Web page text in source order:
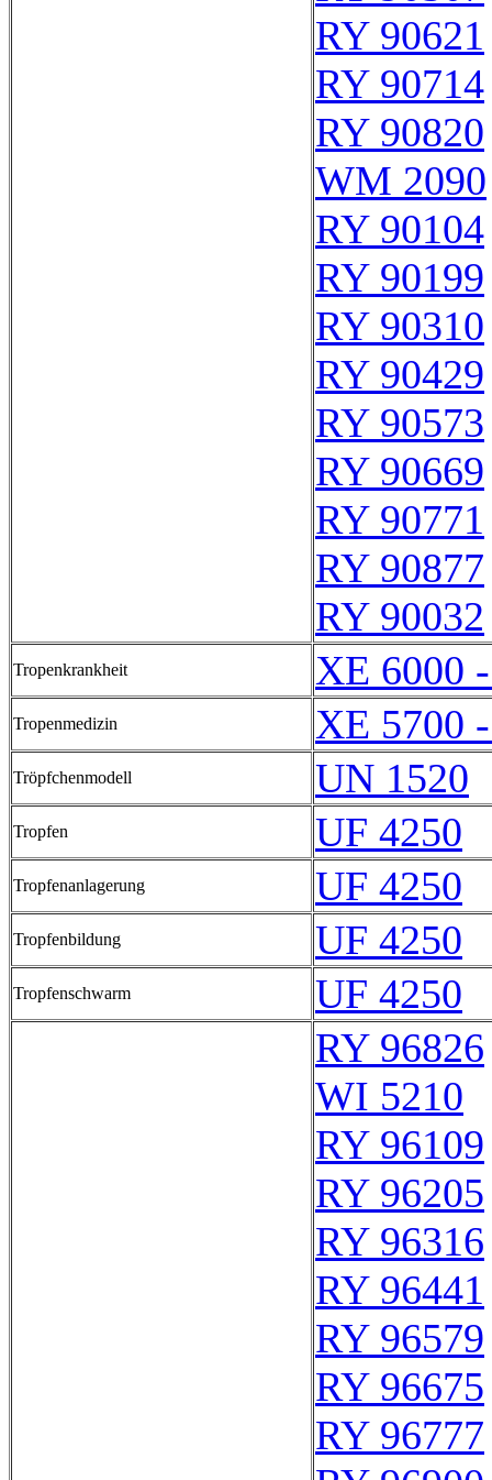
RY 90621
RY 90714
RY 90820
WM 2090
RY 90104
RY 90199
RY 90310
RY 90429
RY 90573
RY 90669
RY 90771
RY 90877
RY 90032
Tropenkrankheit XE 6000
Tropenmedizin XE 5700
Tröpfchenmodell UN 1520
Tropfen UF 4250
Tropfenanlagerung UF 4250
Tropfenbildung UF 4250
Tropfenschwarm
UF 4250
RY 96826
WI 5210
RY 96109
RY 96205
RY 96316
RY 96441
RY 96579
RY 96675
RY 96777